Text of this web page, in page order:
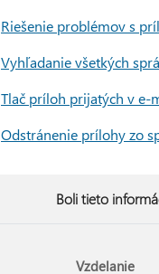
Riešenie problémov s
Vyhľadanie všetkých
Tlač príloh prijatých v e-
Odstránenie prílohy zo
Boli tieto
Vzdelanie